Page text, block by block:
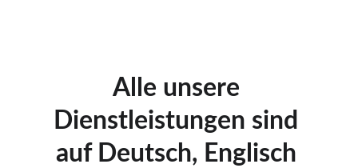
Alle unsere
Dienstleistungen sind
auf Deutsch, Englisch